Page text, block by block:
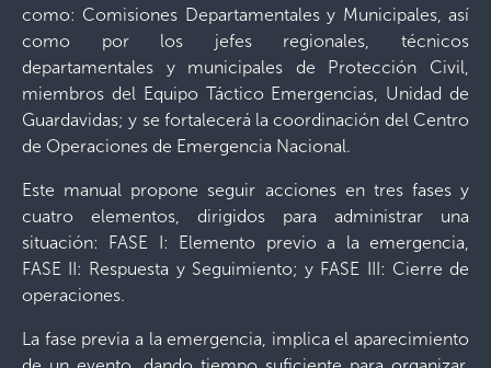
como: Comisiones Departamentales y Municipales, así
como por los jefes regionales, técnicos
departamentales y municipales de Protección Civil,
miembros del Equipo Táctico Emergencias, Unidad de
Guardavidas; y se fortalecerá la coordinación del Centro
de Operaciones de Emergencia Nacional.
Este manual propone seguir acciones en tres fases y
cuatro elementos, dirigidos para administrar una
situación: FASE I: Elemento previo a la emergencia,
FASE II: Respuesta y Seguimiento; y FASE III: Cierre de
operaciones.
La fase previa a la emergencia, implica el aparecimiento